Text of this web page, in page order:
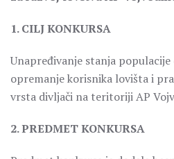
1. CILJ KONKURSA
Unapređivanje stanja
opremanje korisnika lovišta i
vrsta divljači na teritoriji AP
2. PREDMET KONKURSA